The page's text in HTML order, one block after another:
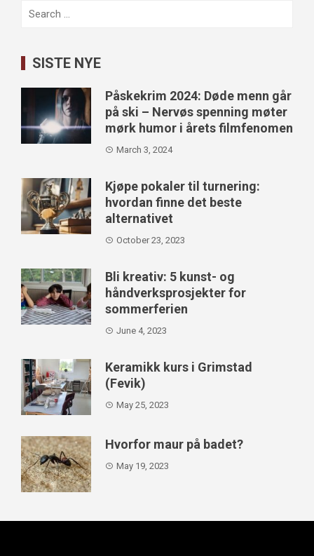
Search
SISTE NYE
Påskekrim 2024: Døde menn går
på ski – Nervøs spenning møter
mørk humor i årets filmfenomen
March 3, 2024
Kjøpe pokaler til turnering:
hvordan finne det beste
alternativet
October 23, 2023
Bli kreativ: 5 kunst- og
håndverksprosjekter for
sommerferien
June 4, 2023
Keramikk kurs i Grimstad
(Fevik)
May 25, 2023
Hvorfor maur på badet?
May 19, 2023